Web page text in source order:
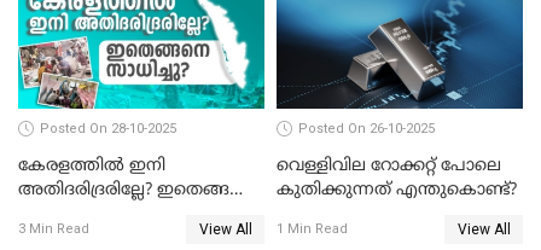
Posted On 28-10-2025
കേരളത്തിൽ ഇനി
അതിദരിദ്രരില്ലേ? ഇതെങ്ങനെ
STATE FREE FROM EXTREME
3 Min Read View All
Posted On 26-10-2025
വെള്ളിവില റോക്കറ്റ് പോലെ
കുതിക്കുന്നത് എന്തുകൊണ്ട്?
1 Min Read View All